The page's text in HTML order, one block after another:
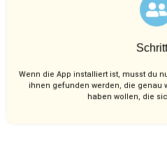
Wenn die App installiert ist, musst du
ihnen gefunden werden, die genau
haben wollen, die